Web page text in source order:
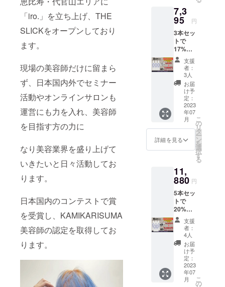
「iro.」を立ち上げ、THE
SLICKをオープンしており
ます。
現場の美容師だけに留まら
ず、日本国内外でセミナー
活動やオンラインサロンも
運営にも力を入れ、美容師
を目指す方の力に
なり美容業界を盛り上げて
いきたいと日々活動してお
ります。
日本国内のコンテストで賞
を受賞し、KAMIKARISUMA
美容師の認定を取得してお
ります。
7,3
95 円
3本セッ
トで
17%OF
F！ 限
定100個
8910円
→7395
円☆
支援
者：
3人
お届
け予
定：
2023
年07
月
詳細を見る
こ
の
リ
タ
ー
ン
を
選
択
す
る
11,
880 円
5本セッ
トで
20%
OFF！
限定100
14850
→1188
支援
者：
4人
お届
け予
定：
2023
年07
月
こ
の